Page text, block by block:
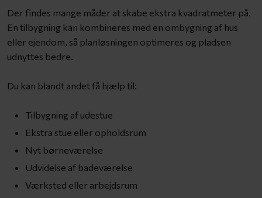
Der findes mange måder at skabe ekstra kvadratmeter på.
En tilbygning kan kombineres med en ombygning af hus
eller ejendom, så planløsningen optimeres og pladsen
udnyttes bedre.
Du kan blandt andet få hjælp til:
Tilbygning af udestue
Ekstra stue eller opholdsrum
Nyt børneværelse
Udvidelse af badeværelse
Værksted eller arbejdsrum